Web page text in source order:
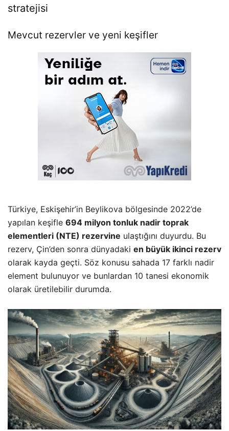
stratejisi
Mevcut rezervler ve yeni keşifler
Türkiye, Eskişehir’in Beylikova bölgesinde 2022’de
yapılan keşifle 694 milyon tonluk nadir toprak
elementleri (NTE) rezervine ulaştığını duyurdu. Bu
rezerv, Çin’den sonra dünyadaki en büyük ikinci rezerv
olarak kayda geçti. Söz konusu sahada 17 farklı nadir
element bulunuyor ve bunlardan 10 tanesi ekonomik
olarak üretilebilir durumda.